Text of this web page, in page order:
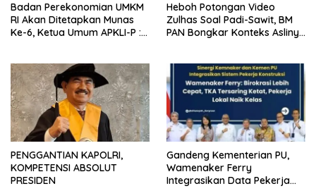
Badan Perekonomian UMKM
RI Akan Ditetapkan Munas
Ke-6, Ketua Umum APKLI-P :
Heboh Potongan Video
Zulhas Soal Padi-Sawit, BM
PAN Bongkar Konteks Aslinya
PENGGANTIAN KAPOLRI,
KOMPETENSI ABSOLUT
PRESIDEN
Gandeng Kementerian PU,
Wamenaker Ferry
Integrasikan Data Pekerja